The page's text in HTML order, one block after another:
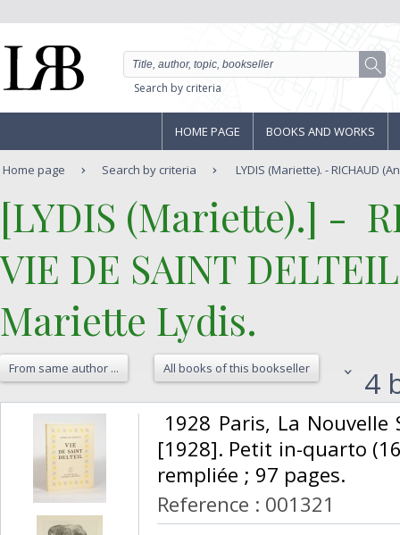
Search by criteria
HOME PAGE BOOKS AND WORKS
Home page Search by criteria LYDIS (Mariette). - RICHAUD
‎[LYDIS (Mariette).] -
‎VIE DE SAINT
Mariette Lydis. ‎
From same author ... All books of this bookseller 4
1928 Paris, La
[1928]. Petit in-quarto
rempliée ; 97 pages.‎
Reference : 001321